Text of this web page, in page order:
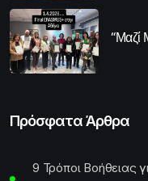
“Μαζί
Πρόσφατα Άρθρα
9 Τρόποι Βοήθειας